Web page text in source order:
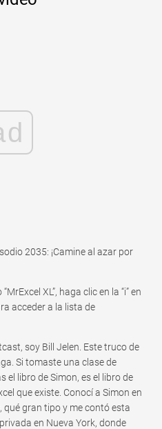
2035: ¡Camine al azar por
XL”, haga clic en la “i” en
acceder a la lista de
soy Bill Jelen. Este truco de
Si tomaste una clase de
el libro de Simon, es el libro de
que existe. Conocí a Simon en
qué gran tipo y me contó esta
en Nueva York, donde